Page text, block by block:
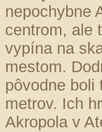
nepochybne
centrom, ale
vypína na
mestom.
pôvodne boli
metrov. Ich
Akropola v